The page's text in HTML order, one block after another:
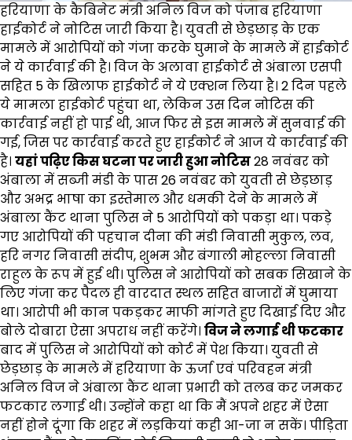
हरियाणा के कैबिनेट मंत्री अनिल विज को पंजाब हरियाणा
हाईकोर्ट ने नोटिस जारी किया है। युवती से छेड़छाड़ के एक
मामले में आरोपियों को गंजा करके घुमाने के मामले में हाईकोर्ट
ने ये कार्रवाई की है। विज के अलावा हाईकोर्ट से अंबाला एसपी
सहित 5 के खिलाफ हाईकोर्ट ने ये एक्शन लिया है। 2 दिन पहले
ये मामला हाईकोर्ट पहुंचा था, लेकिन उस दिन नोटिस की
कार्रवाई नहीं हो पाई थी, आज फिर से इस मामले में सुनवाई की
गई, जिस पर कार्रवाई करते हुए हाईकोर्ट ने आज ये कार्रवाई की
है। यहां पढ़िए किस घटना पर जारी हुआ नोटिस28 नवंबर को
अंबाला में सब्जी मंडी के पास 26 नवंबर को युवती से छेड़छाड़
और अभद्र भाषा का इस्तेमाल और धमकी देने के मामले में
अंबाला कैंट थाना पुलिस ने 5 आरोपियों को पकड़ा था। पकड़े
गए आरोपियों की पहचान दीना की मंडी निवासी मुकुल, लव,
हरि नगर निवासी संदीप, शुभम और बंगाली मोहल्ला निवासी
राहुल के रूप में हुई थी। पुलिस ने आरोपियों को सबक सिखाने के
लिए गंजा कर पैदल ही वारदात स्थल सहित बाजारों में घुमाया
था। आरोपी भी कान पकड़कर माफी मांगते हुए दिखाई दिए और
बोले दोबारा ऐसा अपराध नहीं करेंगे। विज ने लगाई थी फटकार
बाद में पुलिस ने आरोपियों को कोर्ट में पेश किया। युवती से
छेड़छाड़ के मामले में हरियाणा के ऊर्जा एवं परिवहन मंत्री
अनिल विज ने अंबाला कैंट थाना प्रभारी को तलब कर जमकर
फटकार लगाई थी। उन्होंने कहा था कि मैं अपने शहर में ऐसा
नहीं होने दूंगा कि शहर में लड़कियां कही आ-जा न सकें। पीड़िता